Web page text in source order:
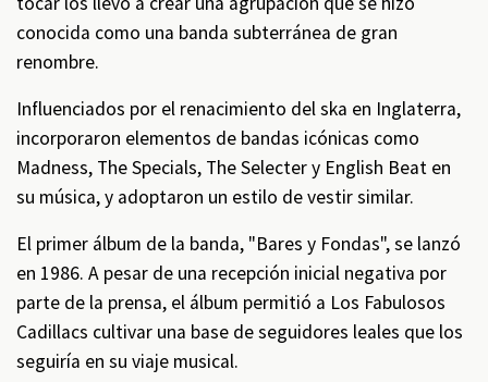
conocida como una banda subterránea de gran
renombre.
Influenciados por el renacimiento del ska en Inglaterra,
incorporaron elementos de bandas icónicas como
Madness, The Specials, The Selecter y English Beat en
su música, y adoptaron un estilo de vestir similar.
El primer álbum de la banda, "Bares y Fondas", se lanzó
en 1986. A pesar de una recepción inicial negativa por
parte de la prensa, el álbum permitió a Los Fabulosos
Cadillacs cultivar una base de seguidores leales que los
seguiría en su viaje musical.